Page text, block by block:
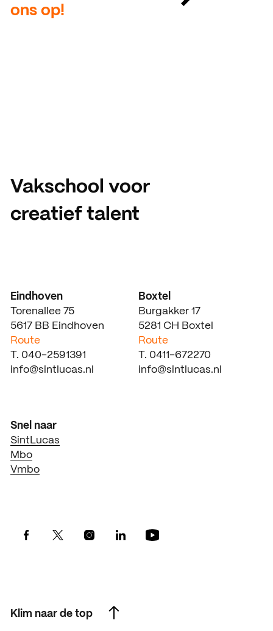
ons op!
Vakschool voor
creatief talent
Klim naar de top
Eindhoven
Torenallee 75
5617 BB Eindhoven
Route
T. 040-2591391
info@sintlucas.nl
Boxtel
Burgakker 17
5281 CH Boxtel
Route
T. 0411-672270
info@sintlucas.nl
Snel naar
SintLucas
Mbo
Vmbo